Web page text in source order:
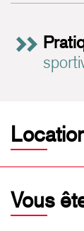
Vous